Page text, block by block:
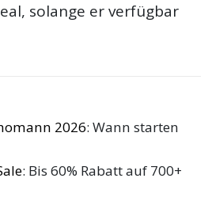
solange er verfügbar
2026: Wann starten
: Bis 60% Rabatt auf 700+